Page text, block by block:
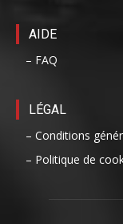
AIDE
– FAQ
LÉGAL
– Conditions
– Politique de